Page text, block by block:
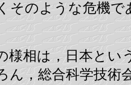
そのような危機で
相は，日本とい
ん，総合科学技術